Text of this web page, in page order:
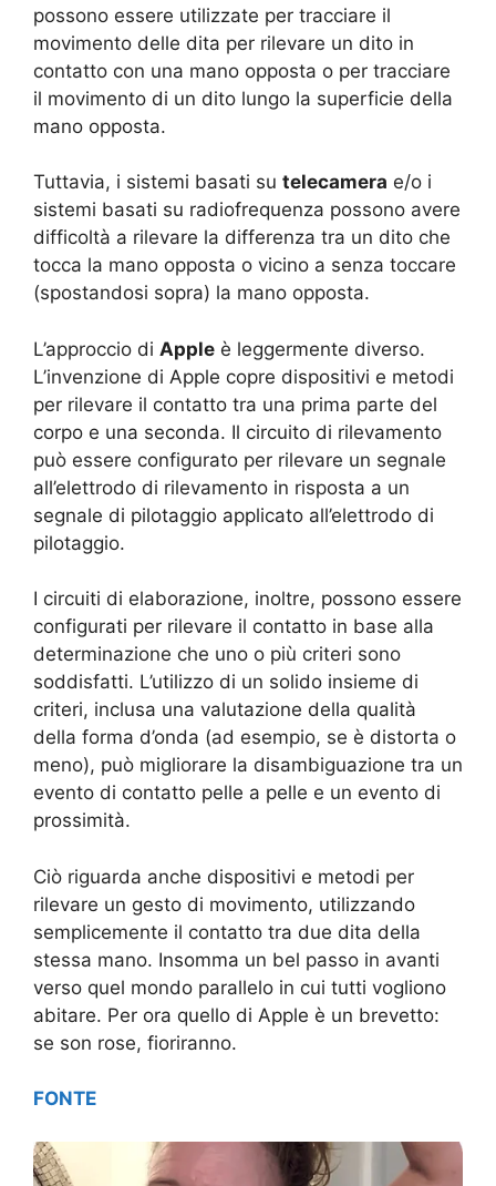
possono essere utilizzate per tracciare il
movimento delle dita per rilevare un dito in
contatto con una mano opposta o per tracciare
il movimento di un dito lungo la superficie della
mano opposta.
Tuttavia, i sistemi basati su telecamera e/o i
sistemi basati su radiofrequenza possono avere
difficoltà a rilevare la differenza tra un dito che
tocca la mano opposta o vicino a senza toccare
(spostandosi sopra) la mano opposta.
L’approccio di Apple è leggermente diverso.
L’invenzione di Apple copre dispositivi e metodi
per rilevare il contatto tra una prima parte del
corpo e una seconda. Il circuito di rilevamento
può essere configurato per rilevare un segnale
all’elettrodo di rilevamento in risposta a un
segnale di pilotaggio applicato all’elettrodo di
pilotaggio.
I circuiti di elaborazione, inoltre, possono essere
configurati per rilevare il contatto in base alla
determinazione che uno o più criteri sono
soddisfatti. L’utilizzo di un solido insieme di
criteri, inclusa una valutazione della qualità
della forma d’onda (ad esempio, se è distorta o
meno), può migliorare la disambiguazione tra un
evento di contatto pelle a pelle e un evento di
prossimità.
Ciò riguarda anche dispositivi e metodi per
rilevare un gesto di movimento, utilizzando
semplicemente il contatto tra due dita della
stessa mano. Insomma un bel passo in avanti
verso quel mondo parallelo in cui tutti vogliono
abitare. Per ora quello di Apple è un brevetto:
se son rose, fioriranno.
FONTE